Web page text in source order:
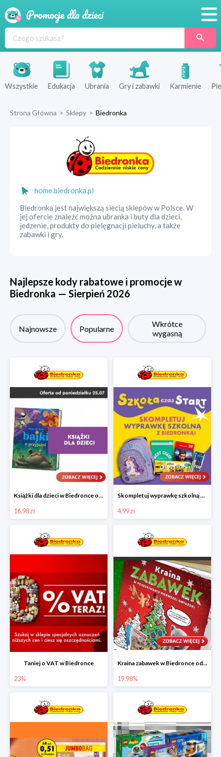
Produkty
Sklepy
Wszystkie Edukacja Ubrania Gry i zabawki Karmienie
Strona Główna > Sklepy > Biedronka
home.biedronka.pl
Biedronka jest największą siecią sklepów w Polsce. W
jej ofercie znaleźć można ubranka i buty dla dzieci,
jedzenie, produkty do pielęgnacji pieluchy, a także
zabawki i gry.
Najlepsze kody rabatowe i promocje w
Biedronka — Sierpień 2026
Najnowsze Popularne
Wkrótce
wygasną
Książki dla dzieci w Biedronce od 16,99 zł
16.98 zł
Skompletuj wyprawkę szkolną z Biedronką od 4,99 zł
4.99 zł
Taniej o VAT w Biedronce
23%
Kraina zabawek w Biedronce od 19,99 zł
19.98%